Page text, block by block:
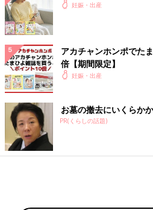
妊娠・出産
アカチャンホンポでた
倍【期間限定】
妊娠・出産
お墓の撤去にいくらか
PR(くらしの話題)